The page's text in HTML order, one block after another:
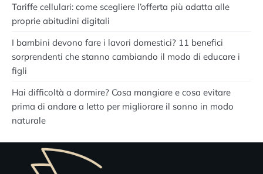
Tariffe cellulari: come scegliere l’offerta più adatta alle
proprie abitudini digitali
I bambini devono fare i lavori domestici? 11 benefici
sorprendenti che stanno cambiando il modo di educare i
figli
Hai difficoltà a dormire? Cosa mangiare e cosa evitare
prima di andare a letto per migliorare il sonno in modo
naturale